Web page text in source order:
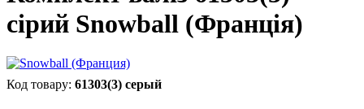
сірий Snowball (Франція)
61303(3) серый